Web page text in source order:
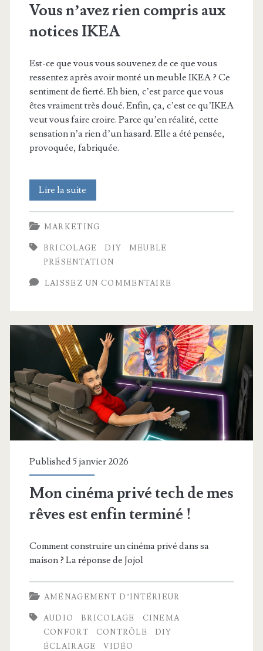
Vous n’avez rien compris aux
notices IKEA
Est-ce que vous vous souvenez de ce que vous
ressentez après avoir monté un meuble IKEA ? Ce
sentiment de fierté. Eh bien, c’est parce que vous
êtes vraiment très doué. Enfin, ça, c’est ce qu’IKEA
veut vous faire croire. Parce qu’en réalité, cette
sensation n’a rien d’un hasard. Elle a été pensée,
provoquée, fabriquée.
Lire la suite
n’avez
rien
compris
MARKETING
BRICOLAGE DIY
MEUBLE
PRÉSENTATION
LAISSEZ UN COMMENTAIRE
Published 5 janvier 2026
Mon cinéma privé tech de mes
rêves est enfin terminé !
Comment construire un cinéma privé dans sa
maison ? La réponse de Jojol
AMÉNAGEMENT D’INTÉRIEUR
AUDIO BRICOLAGE
CINEMA
CONFORT
CONTRÔLE
DIY
ÉCLAIRAGE
VIDÉO